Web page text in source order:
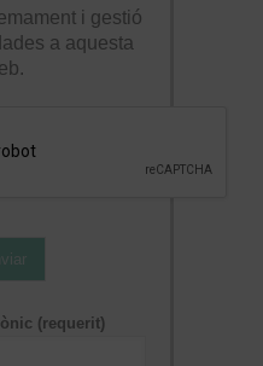
i gestió
a aquesta
(requerit)